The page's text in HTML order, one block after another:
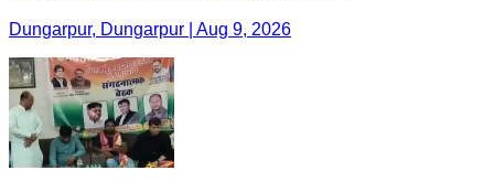
Dungarpur, Dungarpur | Aug 9, 2026